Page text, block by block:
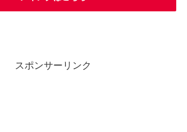
スポンサーリンク